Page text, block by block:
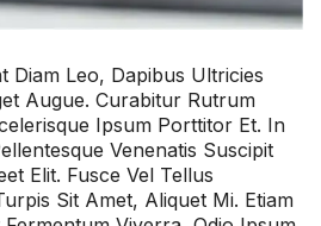
Diam Leo, Dapibus Ultricies
Augue. Curabitur Rutrum
Ipsum Porttitor Et. In
Venenatis Suscipit
Elit. Fusce Vel Tellus
Sit Amet, Aliquet Mi. Etiam